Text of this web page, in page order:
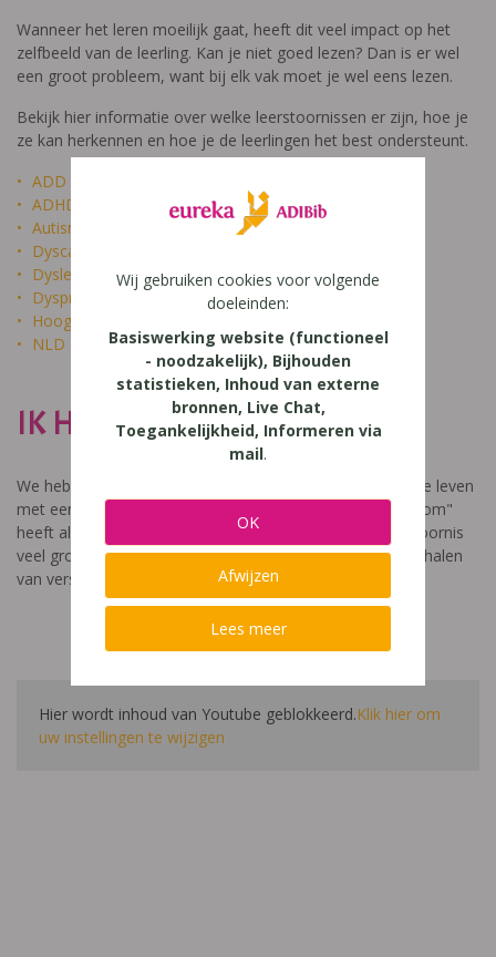
Wanneer het leren moeilijk gaat, heeft dit veel impact op het
zelfbeeld van de leerling. Kan je niet goed lezen? Dan is er wel
een groot probleem, want bij elk vak moet je wel eens lezen.
Bekijk hier informatie over welke leerstoornissen er zijn, hoe je
ze kan herkennen en hoe je de leerlingen het best ondersteunt.
ADD
ADHD
Autisme
Dyscalculie
Dyslexie
Dyspraxie
Hoogbegaafdheid
NLD
IK HEET NIET DOM
We hebben een video gemaakt die toont hoe het is om te leven
met een leerstoornis. De film met als titel: "Ik heet niet dom"
heeft als doel aan te tonen dat de impact van een leerstoornis
veel groter is dan enkel wat je ziet in de klas. Je hoort verhalen
van verschillende leerlingen en ouders.
Hier wordt inhoud van Youtube geblokkeerd.Klik hier om
uw instellingen te wijzigen
Wij gebruiken cookies voor volgende
doeleinden:
Basiswerking website (functioneel
- noodzakelijk), Bijhouden
statistieken, Inhoud van externe
bronnen, Live Chat,
Toegankelijkheid, Informeren via
mail.
OK
Afwijzen
Lees meer